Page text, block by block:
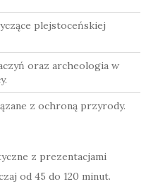
plejstoceńskiej
oraz archeologia w
z ochroną przyrody.
z prezentacjami
od 45 do 120 minut.